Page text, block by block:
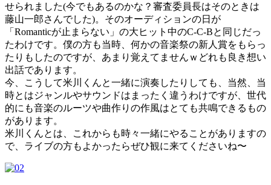
せられました(今でもあるのかな？審査委員長はそのときは
藤山一郎さんでした)。そのオーディションの日が
「Romanticが止まらない」の大ヒット中のC-C-Bと同じだっ
たわけです。僕の方も当時、何かの音楽祭の新人賞をもらっ
たりもしたのですが、あまり覚えてませんｗどれも良き想い
出話であります。
今、こうして米川くんと一緒に演奏したりしても、当然、当
時とはジャンルやサウンドはまったく違うわけですが、世代
的にも音楽のルーツや曲作りの作風はとても共鳴できるもの
があります。
米川くんとは、これからも時々一緒にやることがありますの
で、ライブの方もよかったらぜひ観に来てくださいね〜